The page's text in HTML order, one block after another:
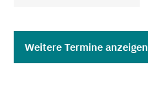
Weitere Termine anzeigen